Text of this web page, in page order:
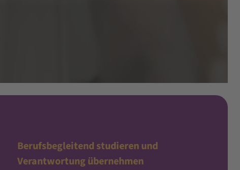
Berufsbegleitend studieren und
Verantwortung übernehmen